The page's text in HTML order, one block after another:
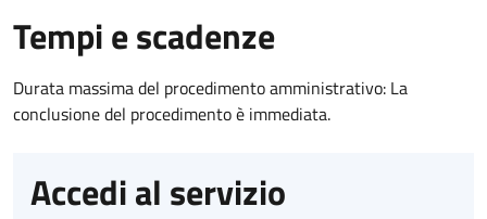
Tempi e scadenze
Durata massima del procedimento amministrativo: La
conclusione del procedimento è immediata.
Accedi al servizio